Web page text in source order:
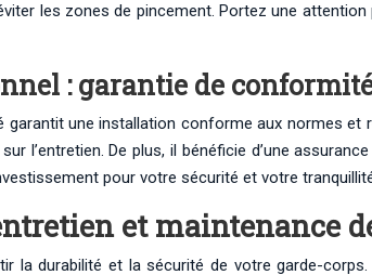
les zones de pincement. Portez une
: garantie de
une installation conforme aux normes
l’entretien. De plus, il bénéficie d’une
pour votre sécurité et votre
et maintenance
la durabilité et la sécurité de votre garde-